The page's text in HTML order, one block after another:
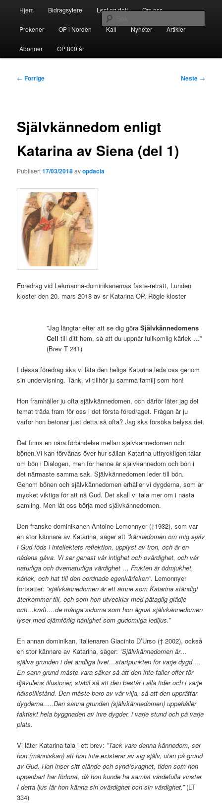
Dominikanerordenen i Norden
Hjem Bidragsytere Lest og delt Om oss
Prekener OP i Norden Kall Nyheter Artikler
Abonner OP 800 år
Innleggsnavigasjon
← Forrige Neste →
Självkännedom enligt
Katarina av Siena (del 1)
Publisert17/03/2018avopdacia
Föredrag vid Lekmanna-dominikanernas faste-reträtt, Lunden
kloster den 20. mars 2018 av sr Katarina OP, Rögle kloster
”Jag längtar efter att se dig göraSjälvkännedomens
Cell till ditt hem, så att du uppnår fullkomlig kärlek …”
(Brev T 241)
I dessa föredrag ska vi låta den heliga Katarina leda oss genom
sin undervisning. Tänk, vi tillhör ju samma familj som hon!
Hon framhåller ju ofta självkännedomen, och därför låter jag det
temat träda fram för oss i det första föredraget. Frågan är ju
varför hon betonar just detta så ofta? Jag ska försöka belysa det.
Det finns en nära förbindelse mellan självkännedomen och
bönen.Vi kan förvånas över hur sällan Katarina uttryckligen talar
om bön i Dialogen, men för henne är självkännedom och bön i
det närmaste samma sak. Självkännedomen leder till bön.
Genom bönen och självkännedomen erhåller vi dygderna, som är
mycket viktiga för att nå Gud. Det skall vi tala mer om i nästa
samling. Men låt oss börja med självkännedomen.
Den franske dominikanen Antoine Lemonnyer (†1932), som var
en stor kännare av Katarina, säger att ”kännedomen om mig själv
i Gud föds i intellektets reflektion, upplyst av tron, och är en
nådens gåva. Vi ser genast vår intighet och ovärdighet, och vår
naturliga och övernaturliga värdighet … Frukten är ödmjukhet,
kärlek, och hat till den oordnade egenkärleken”. Lemonnyer
fortsätter: ”självkännedomen är ett ämne som Katarina ständigt
återkommer till, och som hon utvecklar med påtaglig glädje
och…kraft….de många sidorna som hon ägnat självkännedomen
lyser med ojämförlig härlighet som gudomliga ledljus.”
En annan dominikan, italienaren Giacinto D’Urso († 2002), också
en stor kännare av Katarina, säger: ”Självkännedomen är…
själva grunden i det andliga livet…startpunkten för varje dygd….
En sann grund måste vara säker så att den inte faller offer för
djävulens illusioner, stabil så att den består i alla tider och i varje
hälsotillstånd. Den måste bero av vår vilja, så att den upprättar
dygderna…..Den sanna grunden (självkännedomen) uppehåller
faktiskt hela byggnaden av inre dygder, i varje stund och på varje
plats.
Vi låter Katarina tala i ett brev: ”Tack vare denna kännedom, ser
hon (människan) att hon inte existerar av sig själv, utan på grund
av Gud. Hon inser sitt elände och synd/svaghet, tiden som hon
uppenbart har förlorat, då hon kunde ha samlat värdefulla vinster.
I detta ljus lär hon känna sin ovärdighet och sin värdighet.”(LT
334)